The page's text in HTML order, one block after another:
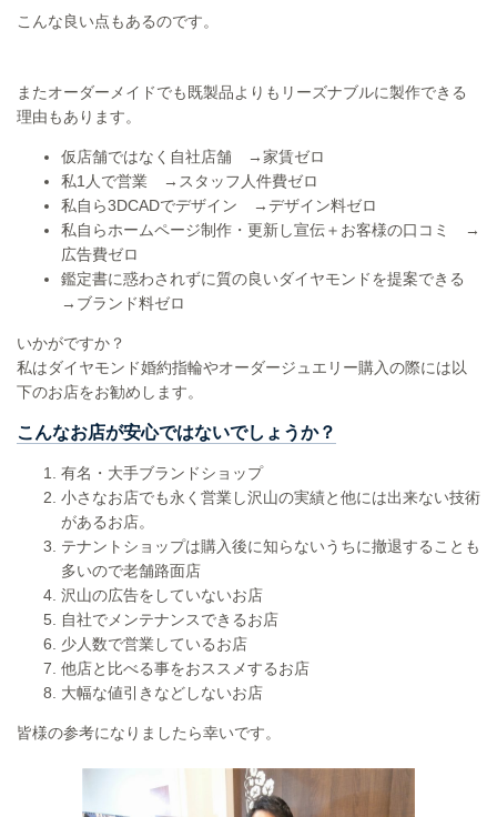
こんな良い点もあるのです。
またオーダーメイドでも既製品よりもリーズナブルに製作できる
理由もあります。
仮店舗ではなく自社店舗 →家賃ゼロ
私1人で営業 →スタッフ人件費ゼロ
私自ら3DCADでデザイン →デザイン料ゼロ
私自らホームページ制作・更新し宣伝＋お客様の口コミ →
広告費ゼロ
鑑定書に惑わされずに質の良いダイヤモンドを提案できる
→ブランド料ゼロ
いかがですか？
私はダイヤモンド婚約指輪やオーダージュエリー購入の際には以
下のお店をお勧めします。
こんなお店が安心ではないでしょうか？
有名・大手ブランドショップ
小さなお店でも永く営業し沢山の実績と他には出来ない技術
があるお店。
テナントショップは購入後に知らないうちに撤退することも
多いので老舗路面店
沢山の広告をしていないお店
自社でメンテナンスできるお店
少人数で営業しているお店
他店と比べる事をおススメするお店
大幅な値引きなどしないお店
皆様の参考になりましたら幸いです。